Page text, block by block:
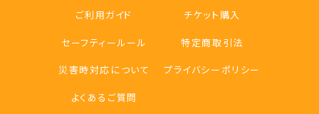
ご利用ガイド
セーフティールール
災害時対応について
よくあるご質問
チケット購入
特定商取引法
プライバシーポリシー